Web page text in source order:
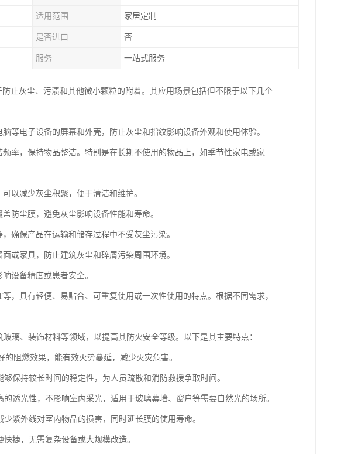
适用范围 家居定制
是否进口 否
服务 一站式服务
止灰尘、污渍和其他微小颗粒的附着。其应用场景包括但不限于以下几个
等电子设备的屏幕和外壳，防止灰尘和指纹影响设备外观和使用体验。
率，保持物品整洁。特别是在长期不使用的物品上，如季节性家电或家
以减少灰尘积聚，便于清洁和维护。
防尘膜，避免灰尘影响设备性能和寿命。
确保产品在运输和储存过程中不受灰尘污染。
或家具，防止建筑灰尘和碎屑污染周围环境。
设备精度或患者安全。
，具有轻便、易贴合、可重复使用或一次性使用的特点。根据不同需求，
璃、装饰材料等领域，以提高其防火安全等级。以下是其主要特点：
阻燃效果，能有效火势蔓延，减少火灾危害。
保持较长时间的稳定性，为人员疏散和消防救援争取时间。
透光性，不影响室内采光，适用于玻璃幕墙、窗户等需要自然光的场所。
紫外线对室内物品的损害，同时延长膜的使用寿命。
捷，无需复杂设备或大规模改造。